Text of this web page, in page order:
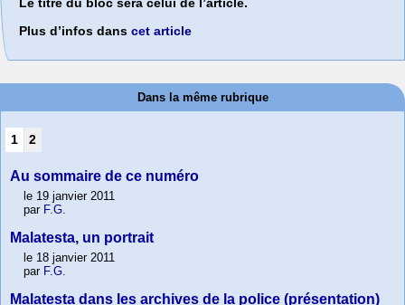
Plus d’infos dans cet article
Dans la même rubrique
1 2
Au sommaire de ce numéro
le 19 janvier 2011
par F.G.
Malatesta, un portrait
le 18 janvier 2011
par F.G.
Malatesta dans les archives de la police (présentation)